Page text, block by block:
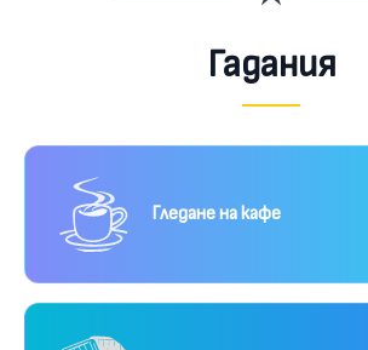
Гадания
Гледане на кафе